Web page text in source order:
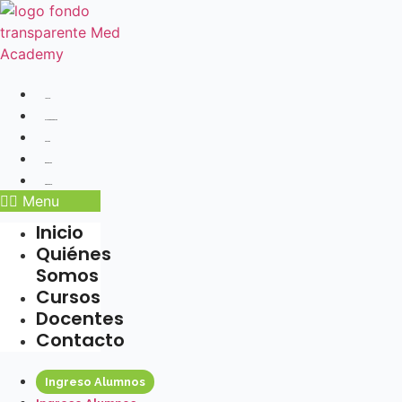
Ir
al
contenido
Menu
Inicio
Quiénes
Somos
Cursos
Docentes
Contacto
Ingreso Alumnos